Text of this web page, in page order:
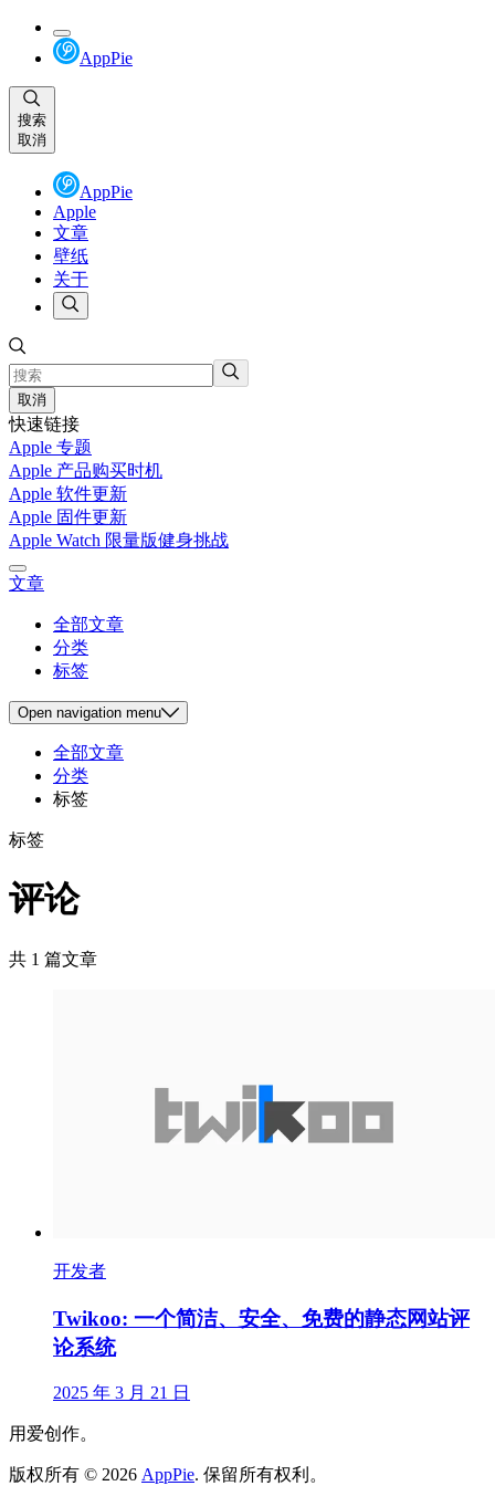
AppPie
搜索
取消
AppPie
Apple
文章
壁纸
关于
取消
快速链接
Apple 专题
Apple 产品购买时机
Apple 软件更新
Apple 固件更新
Apple Watch 限量版健身挑战
文章
全部文章
分类
标签
Open navigation menu
全部文章
分类
标签
标签
评论
共 1 篇文章
开发者
Twikoo: 一个简洁、安全、免费的静态网站评
论系统
2025 年 3 月 21 日
用爱创作。
版权所有 © 2026 AppPie. 保留所有权利。